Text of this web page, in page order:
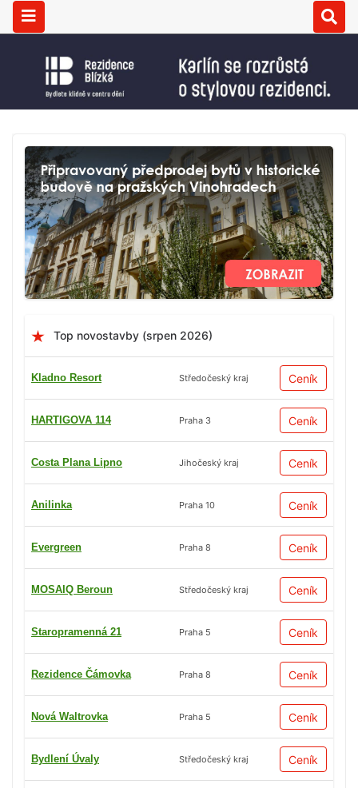
Top novostavby (srpen 2026)
Kladno Resort Středočeský kraj Ceník
HARTIGOVA 114 Praha 3 Ceník
Costa Plana Lipno Jihočeský kraj Ceník
Anilinka Praha 10 Ceník
Evergreen Praha 8 Ceník
MOSAIQ Beroun Středočeský kraj Ceník
Staropramenná 21 Praha 5 Ceník
Rezidence Čámovka Praha 8 Ceník
Nová Waltrovka Praha 5 Ceník
Bydlení Úvaly Středočeský kraj Ceník